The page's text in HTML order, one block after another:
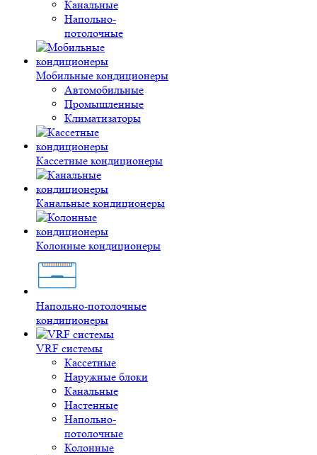
Канальные
Напольно-
потолочные
Мобильные кондиционеры
Автомобильные
Промышленные
Климатизаторы
Кассетные кондиционеры
Канальные кондиционеры
Колонные кондиционеры
Напольно-потолочные
кондиционеры
VRF системы
Кассетные
Наружные блоки
Канальные
Настенные
Напольно-
потолочные
Колонные